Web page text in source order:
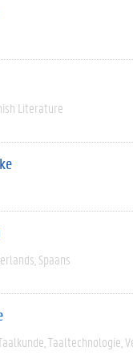
Literature
Spaans
Taaltechnologie